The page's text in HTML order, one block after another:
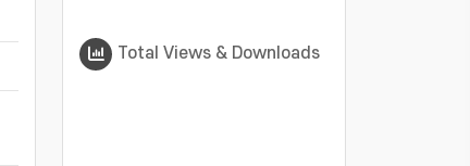
Total Views & Downloads